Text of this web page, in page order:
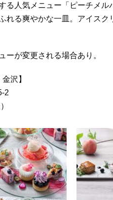
人気メニュー「ピーチメル
れる爽やかな一皿。アイス
が変更される場合あり。
沢】
2